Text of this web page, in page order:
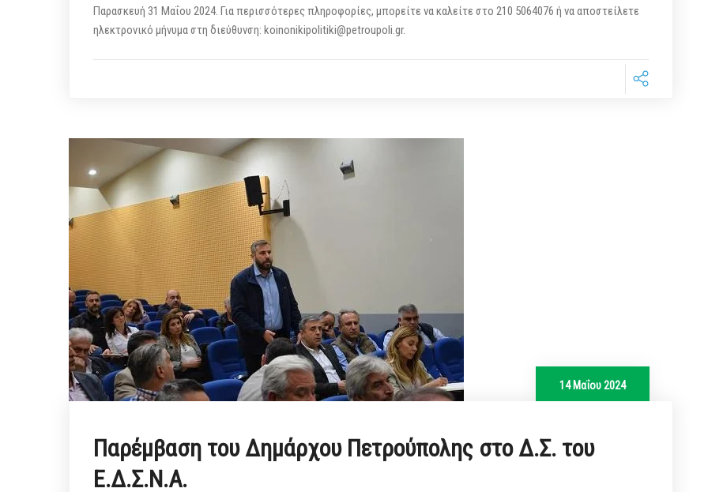
Παρασκευή 31 Μαΐου 2024. Για περισσότερες πληροφορίες, μπορείτε να καλείτε στο 210 5064076 ή να αποστείλετε
ηλεκτρονικό μήνυμα στη διεύθυνση: koinonikipolitiki@petroupoli.gr.
14 Μαΐου 2024
Παρέμβαση του Δημάρχου Πετρούπολης στο Δ.Σ. του
Ε.Δ.Σ.Ν.Α.